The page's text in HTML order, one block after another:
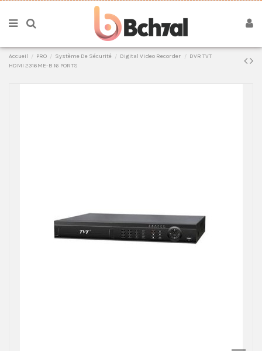
Accueil PRO Système De Sécurité Digital Video Recorder
DVR TVT
HDMI 2316ME-B 16 PORTS